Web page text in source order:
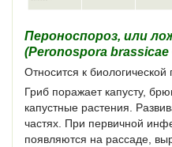
Пероноспороз, или
(Peronospora brassicae
Относится к
Гриб поражает капусту,
капустные растения.
частях. При первичной
появляются на рассаде,